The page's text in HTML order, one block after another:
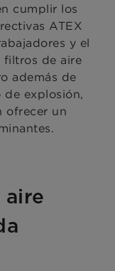
cumplir los
ATEX
y el
filtros de aire
además de
explosión,
ofrecer un